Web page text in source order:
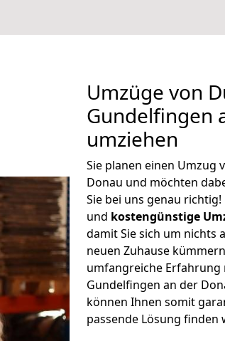
Umzüge von
Gundelfingen
umziehen
Sie planen einen Umzug
Donau und möchten
Sie bei uns genau
und kostengünstige
damit Sie sich um nichts
neuen Zuhause
umfangreiche Erfahrung
Gundelfingen an der
können Ihnen somit
passende Lösung finden